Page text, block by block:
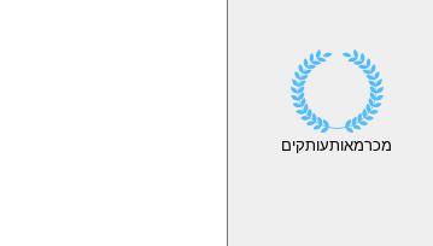
מכרמאותעותקים